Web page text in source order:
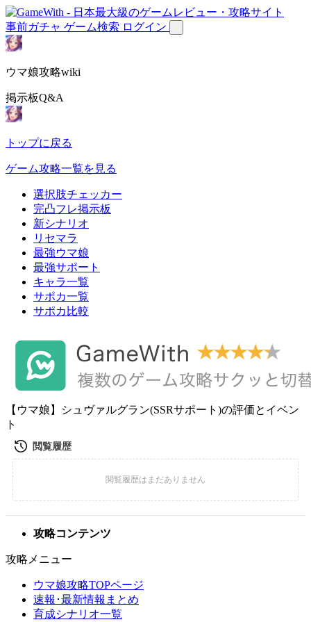
事前ガチャ ゲーム検索 ログイン
ウマ娘攻略wiki
掲示板Q&A
トップに戻る
ゲーム攻略一覧を見る
選択肢チェッカー
完凸フレ掲示板
新シナリオ
リセマラ
最強ウマ娘
最強サポート
キャラ一覧
サポカ一覧
サポカ比較
【ウマ娘】シュヴァルグラン(SSRサポート)の評価とイベン
ト
攻略コンテンツ
攻略メニュー
ウマ娘攻略TOPページ
速報･最新情報まとめ
育成シナリオ一覧